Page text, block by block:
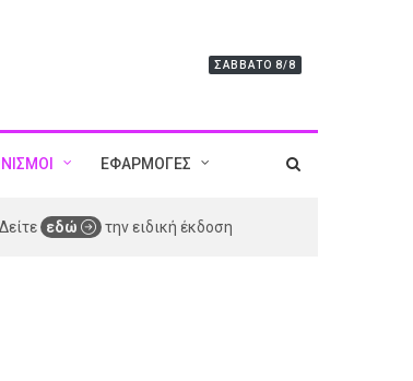
ΣΆΒΒΑΤΟ 8/8
ΕΦΑΡΜΟΓΕΣ
Δείτε εδώ την ειδική έκδοση